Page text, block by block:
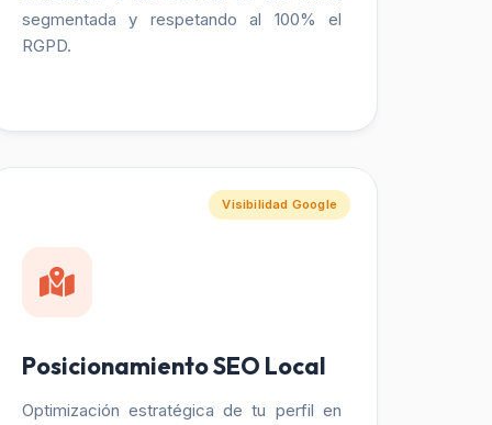
segmentada y respetando al 100% el
RGPD.
Visibilidad Google
Posicionamiento SEO Local
Optimización estratégica de tu perfil en